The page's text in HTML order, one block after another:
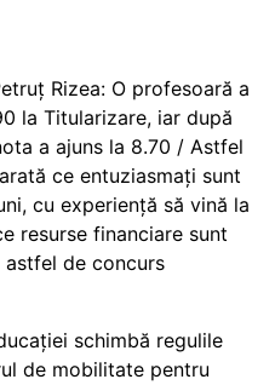
Rizea: O profesoară a
la Titularizare, iar după
a ajuns la 8.70 / Astfel
ce entuziasmați sunt
cu experiență să vină la
resurse financiare sunt
astfel de concurs
schimbă regulile
de mobilitate pentru